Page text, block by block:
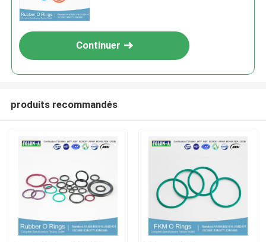
Continuer
produits recommandés